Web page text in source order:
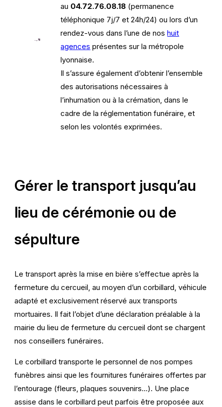
au 04.72.76.08.18 (permanence
téléphonique 7j/7 et 24h/24) ou lors d’un
rendez-vous dans l’une de noshuit
agences présentes sur la métropole
lyonnaise.
Il s’assure également d’obtenir l’ensemble
des autorisations nécessaires à
l’inhumation ou à la crémation, dans le
cadre de la réglementation funéraire, et
selon les volontés exprimées.
Gérer le transport jusqu’au
lieu de cérémonie ou de
sépulture
Le transport après la mise en bière s’effectue après la
fermeture du cercueil, au moyen d’un corbillard, véhicule
adapté et exclusivement réservé aux transports
mortuaires. Il fait l’objet d’une déclaration préalable à la
mairie du lieu de fermeture du cercueil dont se chargent
nos conseillers funéraires.
Le corbillard transporte le personnel de nos pompes
funèbres ainsi que les fournitures funéraires offertes par
l’entourage (fleurs, plaques souvenirs…). Une place
assise dans le corbillard peut parfois être proposée aux